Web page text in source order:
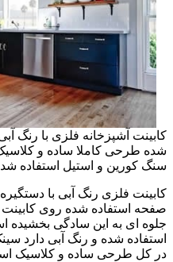
کابینت آشپزخانه فلزی با رنگ
شده طرحی کاملا ساده و
سنگ کورین و استیل استفاده
کابینت فلزی رنگ آبی با
صفحه استفاده شده روی کابینت
جلوه ای به این سادگی
استفاده شده و رنگ آبی دارد
در کل طرحی ساده و کلاسیک